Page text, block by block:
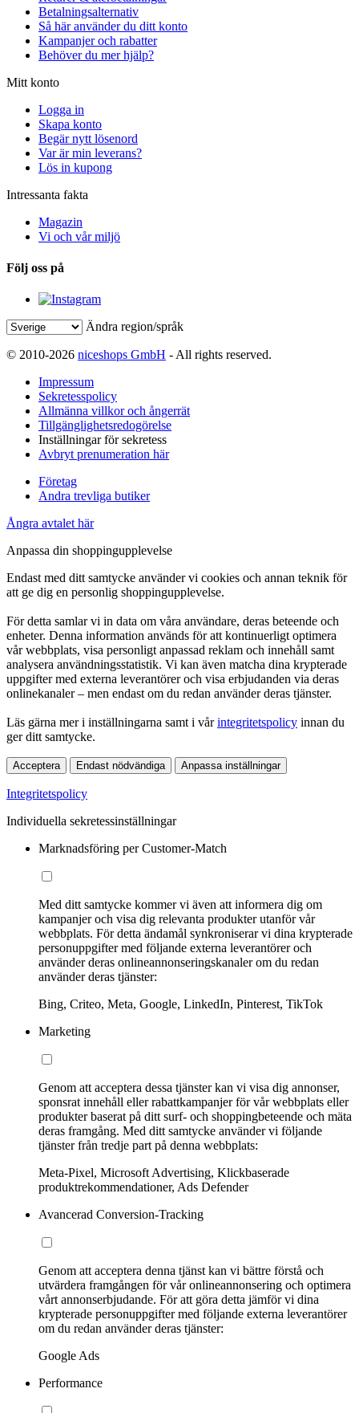
Betalningsalternativ
Så här använder du ditt konto
Kampanjer och rabatter
Behöver du mer hjälp?
Mitt konto
Logga in
Skapa konto
Begär nytt lösenord
Var är min leverans?
Lös in kupong
Intressanta fakta
Magazin
Vi och vår miljö
Följ oss på
Ändra region/språk
© 2010-2026 niceshops GmbH - All rights reserved.
Impressum
Sekretesspolicy
Allmänna villkor och ångerrät
Tillgänglighetsredogörelse
Inställningar för sekretess
Avbryt prenumeration här
Företag
Andra trevliga butiker
Ångra avtalet här
Anpassa din shoppingupplevelse
Endast med ditt samtycke använder vi cookies och annan teknik för
att ge dig en personlig shoppingupplevelse.
För detta samlar vi in data om våra användare, deras beteende och
enheter. Denna information används för att kontinuerligt optimera
vår webbplats, visa personligt anpassad reklam och innehåll samt
analysera användningsstatistik. Vi kan även matcha dina krypterade
uppgifter med externa leverantörer och visa erbjudanden via deras
onlinekanaler – men endast om du redan använder deras tjänster.
Läs gärna mer i inställningarna samt i vårintegritetspolicy innan du
ger ditt samtycke.
Acceptera Endast nödvändiga Anpassa inställningar
Integritetspolicy
Individuella sekretessinställningar
Marknadsföring per Customer-Match
Med ditt samtycke kommer vi även att informera dig om
kampanjer och visa dig relevanta produkter utanför vår
webbplats. För detta ändamål synkroniserar vi dina krypterade
personuppgifter med följande externa leverantörer och
använder deras onlineannonseringskanaler om du redan
använder deras tjänster:
Bing, Criteo, Meta, Google, LinkedIn, Pinterest, TikTok
Marketing
Genom att acceptera dessa tjänster kan vi visa dig annonser,
sponsrat innehåll eller rabattkampanjer för vår webbplats eller
produkter baserat på ditt surf- och shoppingbeteende och mäta
deras framgång. Med ditt samtycke använder vi följande
tjänster från tredje part på denna webbplats:
Meta-Pixel, Microsoft Advertising, Klickbaserade
produktrekommendationer, Ads Defender
Avancerad Conversion-Tracking
Genom att acceptera denna tjänst kan vi bättre förstå och
utvärdera framgången för vår onlineannonsering och optimera
vårt annonserbjudande. För att göra detta jämför vi dina
krypterade personuppgifter med följande externa leverantörer
om du redan använder deras tjänster:
Google Ads
Performance